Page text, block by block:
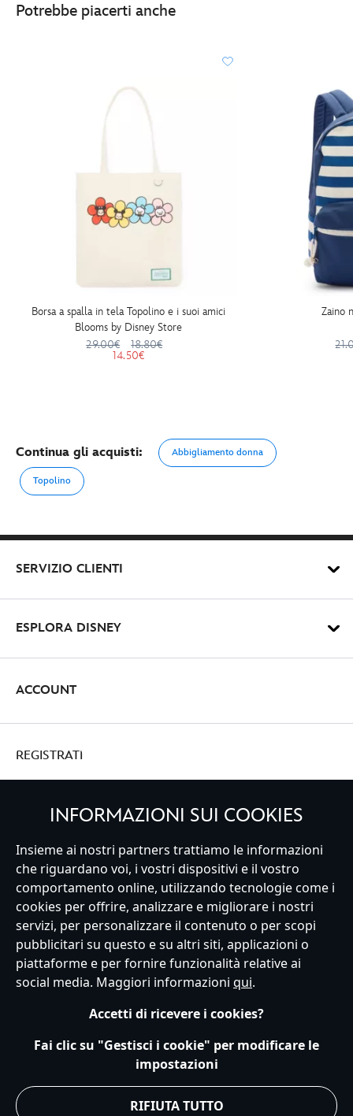
Potrebbe piacerti anche
Borsa a spalla in tela Topolino e i suoi amici
Blooms by Disney Store
29.00€
18.80€
14.50€
Zaino
Continua gli acquisti: Abbigliamento donna
Topolino
SERVIZIO CLIENTI
ESPLORA DISNEY
ACCOUNT
REGISTRATI
Italy
Servizio Clienti Termini d'Uso Trova Negozio
Mappa del Sito
Normativa Europea sul trattamento dei dati personali
Informativa sulla privacy
Politica dei Cookie
Informativa sulla privacy UE
Termini e Condizioni generali
Gestisci le impostazioni dei Cookies
s172 Statements
INFORMAZIONI SUI COOKIES
Insieme ai nostri partners trattiamo le informazioni
che riguardano voi, i vostri dispositivi e il vostro
comportamento online, utilizzando tecnologie come i
cookies per offrire, analizzare e migliorare i nostri
servizi, per personalizzare il contenuto o per scopi
pubblicitari su questo e su altri siti, applicazioni o
piattaforme e per fornire funzionalità relative ai
social media. Maggiori informazioni qui.
Accetti di ricevere i cookies?
Fai clic su "Gestisci i cookie" per modificare le
impostazioni
RIFIUTA TUTTO